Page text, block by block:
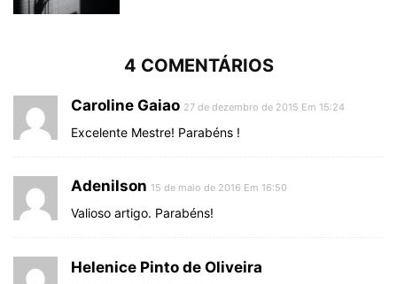
4 COMENTÁRIOS
Caroline Gaiao 27 de dezembro de 2015 Em 15:24
Excelente Mestre! Parabéns !
Adenilson 15 de maio de 2016 Em 16:50
Valioso artigo. Parabéns!
Helenice Pinto de Oliveira